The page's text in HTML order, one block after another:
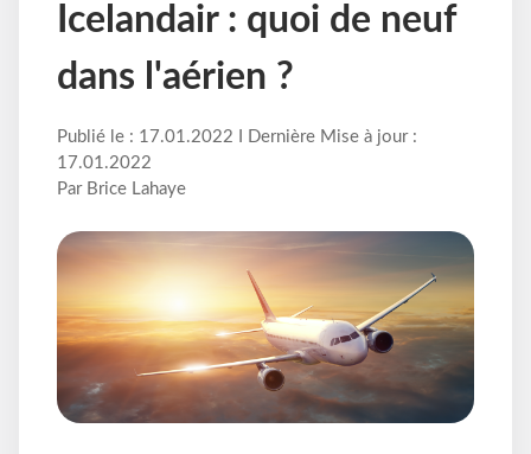
Icelandair : quoi de neuf
dans l'aérien ?
Publié le : 17.01.2022 I Dernière Mise à jour :
17.01.2022
Par Brice Lahaye